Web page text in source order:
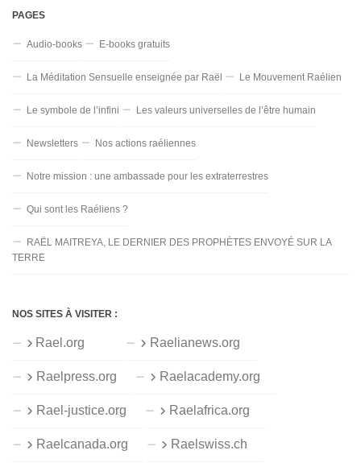
PAGES
Audio-books E-books gratuits
La Méditation Sensuelle enseignée par Raël Le Mouvement Raélien
Le symbole de l’infini Les valeurs universelles de l’être humain
Newsletters Nos actions raéliennes
Notre mission : une ambassade pour les extraterrestres
Qui sont les Raéliens ?
RAËL MAITREYA, LE DERNIER DES PROPHÈTES ENVOYÉ SUR LA
TERRE
NOS SITES À VISITER :
Rael.org Raelianews.org
Raelpress.org Raelacademy.org
Rael-justice.org Raelafrica.org
Raelcanada.org Raelswiss.ch